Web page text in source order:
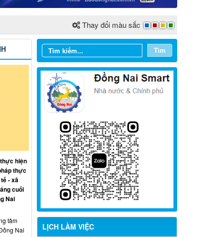
Thay đổi màu sắc
Tìm
LỊCH LÀM VIỆC
Từ ngày 03/8/2026 đến ngày
09/8/2026
Từ ngày 27/7/2026 đến ngày
02/8/2026
Từ ngày 20/7/2026 đến ngày
26/7/2026
Từ ngày 13/7/2026 đến ngày
18/7/2026
hiện
thực
- xã
cuối
Nai
tâm
Nai